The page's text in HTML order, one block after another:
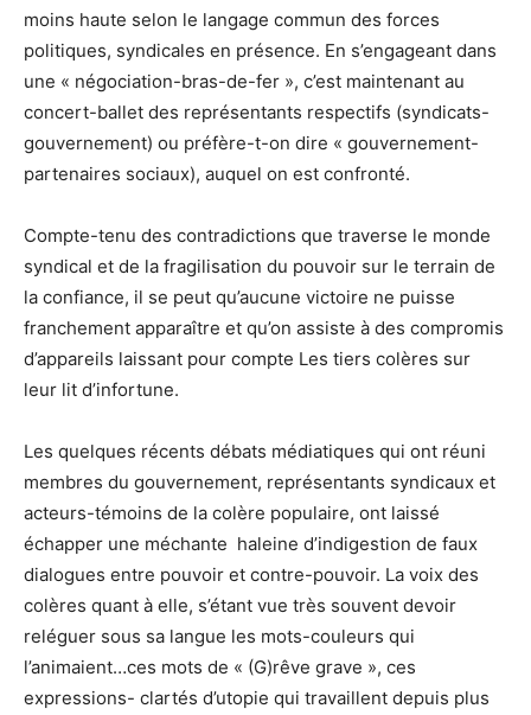
moins haute selon le langage commun des forces
politiques, syndicales en présence. En s’engageant dans
une « négociation-bras-de-fer », c’est maintenant au
concert-ballet des représentants respectifs (syndicats-
gouvernement) ou préfère-t-on dire « gouvernement-
partenaires sociaux), auquel on est confronté.
Compte-tenu des contradictions que traverse le monde
syndical et de la fragilisation du pouvoir sur le terrain de
la confiance, il se peut qu’aucune victoire ne puisse
franchement apparaître et qu’on assiste à des compromis
d’appareils laissant pour compte Les tiers colères sur
leur lit d’infortune.
Les quelques récents débats médiatiques qui ont réuni
membres du gouvernement, représentants syndicaux et
acteurs-témoins de la colère populaire, ont laissé
échapper une méchante haleine d’indigestion de faux
dialogues entre pouvoir et contre-pouvoir. La voix des
colères quant à elle, s’étant vue très souvent devoir
reléguer sous sa langue les mots-couleurs qui
l’animaient…ces mots de « (G)rêve grave », ces
expressions- clartés d’utopie qui travaillent depuis plus